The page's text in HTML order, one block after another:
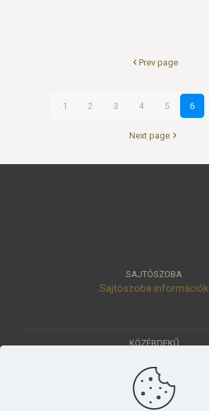
Prev page
1 2 3 4 5 6
Next page
SAJTÓSZOBA
Sajtószoba információk
KÖZÉRDEKŰ
Értéktár
Pályázatok